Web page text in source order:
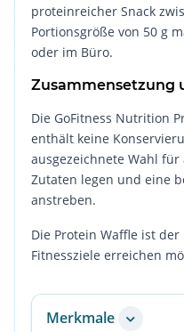
proteinreicher Snack
Portionsgröße von 50 g
oder im Büro.
Zusammensetzung
Die GoFitness Nutrition
enthält keine
ausgezeichnete Wahl
Zutaten legen und eine
anstreben.
Die Protein Waffle ist
Fitnessziele erreichen
Merkmale